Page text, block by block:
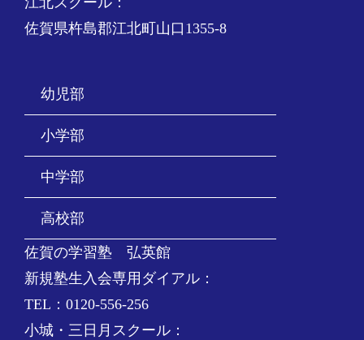
佐賀県杵島郡江北町山口1355-8
幼児部
小学部
中学部
高校部
佐賀の学習塾 弘英館
新規塾生入会専用ダイアル：
TEL：0120-556-256
小城・三日月スクール：